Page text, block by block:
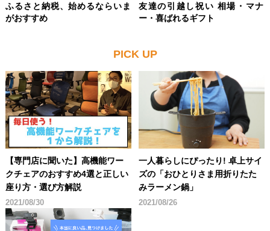
ふるさと納税、始めるならいま
がおすすめ
友達の引越し祝い 相場・マナ
ー・喜ばれるギフト
PICK UP
【専門店に聞いた】高機能ワー
クチェアのおすすめ4選と正しい
座り方・選び方解説
2021/08/30
一人暮らしにぴったり! 卓上サイ
ズの「おひとりさま用折りたた
みラーメン鍋」
2021/08/26